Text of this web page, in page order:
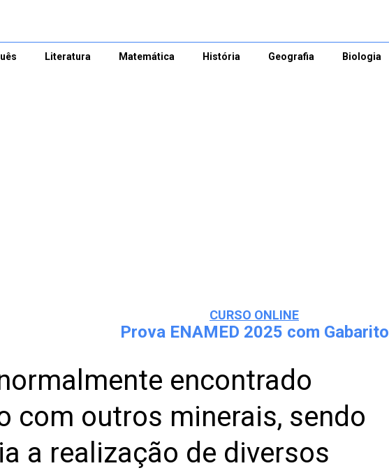
Literatura Matemática História Geografia Biologia
CURSO ONLINE
Prova ENAMED 2025 com Gabarito
encontrado
com outros minerais, sendo
a realização de diversos